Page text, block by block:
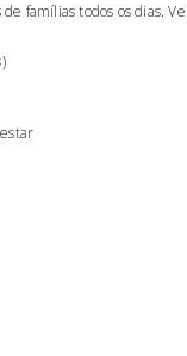
famílias todos os dias.